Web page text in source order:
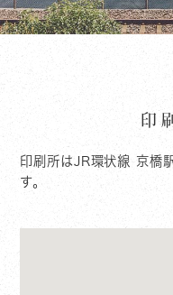
印
印刷所はJR環状線 京橋
す。